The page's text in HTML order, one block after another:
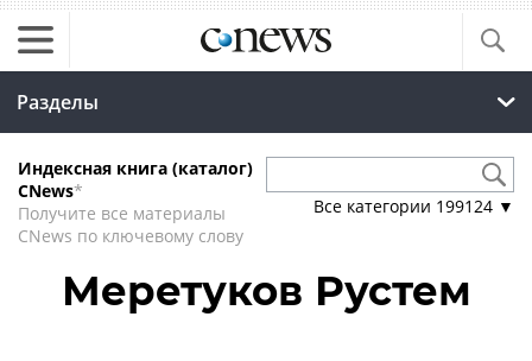
Разделы
Индексная книга (каталог)
CNews*
Получите все материалы
CNews по ключевому слову
Все категории 199124 ▼
Меретуков Рустем